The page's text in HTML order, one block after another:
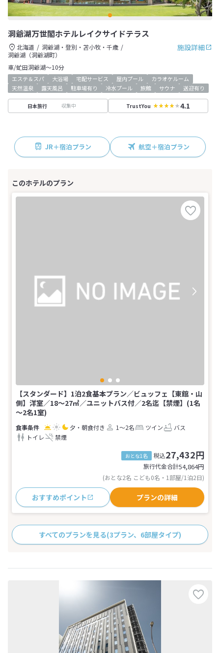
洞爺湖万世閣ホテルレイクサイドテラス
施設詳細
北海道
洞爺湖・登別・苫小牧・千歳
洞爺湖（洞爺湖町）
車/虻田洞爺湖～10分
エステ＆スパ 大浴場 宅配サービス 屋内プール
カラオケルーム
天然温泉
露天風呂 駐車場有り 冷水プール 旅館 サウナ 送迎有り
日本旅行 収集中 TrustYou 4.1
JR＋宿泊プラン 航空＋宿泊プラン
【スタンダード】1泊2食基本プラン／ビュッフェ【東館・山
側】洋室／18～27㎡／ユニットバス付／2名迄【禁煙】(1名
～2名1室)
夕・朝食付き 1～2名 ツイン
バス
トイレ
禁煙
おとな1名 税込27,432円
旅行代金合計54,864円
(おとな2名 こども0名・1部屋/1泊2日)
おすすめポイント プランの詳細
すべてのプランを見る(3プラン、6部屋タイプ)